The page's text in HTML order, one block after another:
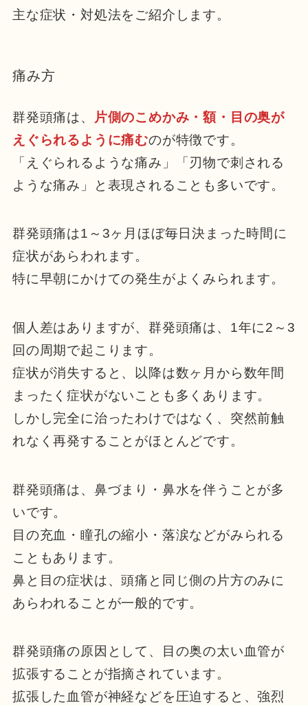
主な症状・対処法をご紹介します。
痛み方
群発頭痛は、
片側のこめかみ・額・目の奥が
えぐられるように痛むのが特徴です。
「えぐられるような痛み」「刃物で刺される
ような痛み」と表現されることも多いです。
群発頭痛は1～3ヶ月ほぼ毎日決まった時間に
症状があらわれます。
特に早朝にかけての発生がよくみられます。
個人差はありますが、群発頭痛は、1年に2～3
回の周期で起こります。
症状が消失すると、以降は数ヶ月から数年間
まったく症状がないことも多くあります。
しかし完全に治ったわけではなく、突然前触
れなく再発することがほとんどです。
群発頭痛は、鼻づまり・鼻水を伴うことが多
いです。
目の充血・瞳孔の縮小・落涙などがみられる
こともあります。
鼻と目の症状は、頭痛と同じ側の片方のみに
あらわれることが一般的です。
群発頭痛の原因として、目の奥の太い血管が
拡張することが指摘されています。
拡張した血管が神経などを圧迫すると、強烈